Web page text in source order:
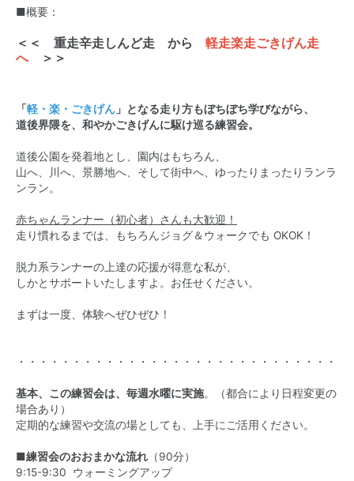
■概要：
＜＜ 重走辛走しんど走 から 軽走楽走ごきげん走
へ＞＞
「軽・楽・ごきげん 」となる走り方もぼちぼち学びながら、
道後界隈を、和やかごきげんに駆け巡る練習会。
道後公園を発着地とし、園内はもちろん、
山へ、川へ、景勝地へ、そして街中へ、ゆったりまったりランラ
ンラン。
赤ちゃんランナー（初心者）さんも大歓迎！
走り慣れるまでは、もちろんジョグ＆ウォークでも OKOK！
脱力系ランナーの上達の応援が得意な私が、
しかとサポートいたしますよ。お任せください。
まずは一度、体験へぜひぜひ！
・・・・・・・・・・・・・・・・・・・・・・・・・・・・・・
基本、この練習会は、毎週水曜に実施。（都合により日程変更の
場合あり）
定期的な練習や交流の場としても、上手にご活用ください。
■練習会のおおまかな流れ （90分）
9:15-9:30 ウォーミングアップ